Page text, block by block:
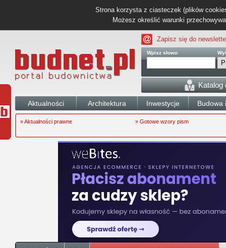
Strona korzysta z ciasteczek (plików
Możesz określić warunki
Zapisz się do
Wpisz słowo
Katalog
Aktualności Architektura Inwestycje Budowa
» Aktualności prawne » Gotowe wzory pism